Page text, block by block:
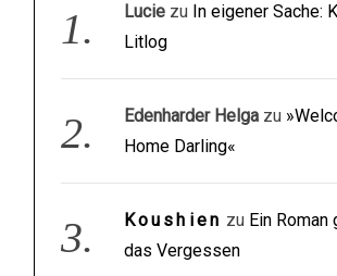
Luciezu In eigener Sache:
Litlog
Edenharder Helgazu
Home Darling«
Koushien zu Ein Roman
das Vergessen